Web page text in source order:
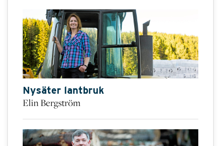
Nysäter lantbruk
Elin Bergström